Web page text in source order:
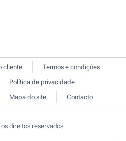
cliente
Termos e condições
Política de privacidade
Mapa do site Contacto
direitos reservados.